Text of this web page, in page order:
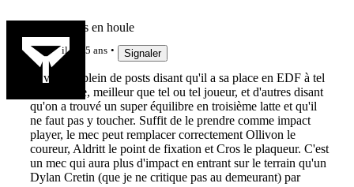
Les courses en houle
il y a 5 ans Signaler
Je vois ici plein de posts disant qu'il a sa place en EDF à tel
ou tel poste, meilleur que tel ou tel joueur, et d'autres disant
qu'on a trouvé un super équilibre en troisième latte et qu'il
ne faut pas y toucher. Suffit de le prendre comme impact
player, le mec peut remplacer correctement Ollivon le
coureur, Aldritt le point de fixation et Cros le plaqueur. C'est
un mec qui aura plus d'impact en entrant sur le terrain qu'un
Dylan Cretin (que je ne critique pas au demeurant) par